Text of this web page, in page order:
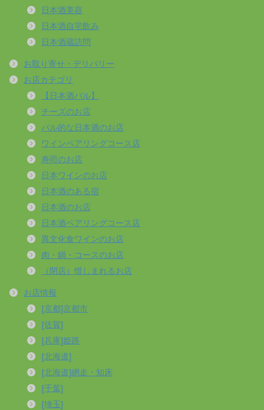
日本酒美容
日本酒自宅飲み
日本酒蔵訪問
お取り寄せ・デリバリー
お店カテゴリ
【日本酒バル】
チーズのお店
バル的な日本酒のお店
ワインペアリングコース店
寿司のお店
日本ワインのお店
日本酒のある宿
日本酒のお店
日本酒ペアリングコース店
異文化食ワインのお店
肉・鍋・コースのお店
（閉店）惜しまれるお店
お店情報
[京都]京都市
[佐賀]
[兵庫]姫路
[北海道]
[北海道]網走・知床
[千葉]
[埼玉]